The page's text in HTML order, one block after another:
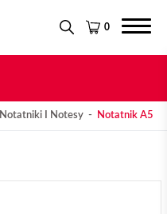
0
Notatniki I Notesy Notatnik A5